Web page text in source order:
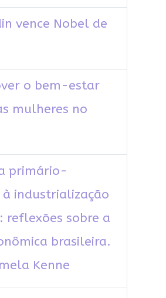
vence Nobel de
o bem-estar
mulheres no
primário-
industrialização
reflexões sobre a
brasileira.
Kenne